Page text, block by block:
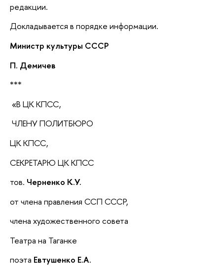
редакции.
Докладывается в порядке информации.
Министр культуры СССР
П. Демичев
***
«В ЦК КПСС,
ЧЛЕНУ ПОЛИТБЮРО
ЦК КПСС,
СЕКРЕТАРЮ ЦК КПСС
тов. Черненко К.У.
от члена правления ССП СССР,
члена художественного совета
Театра на Таганке
поэта Евтушенко Е.А.